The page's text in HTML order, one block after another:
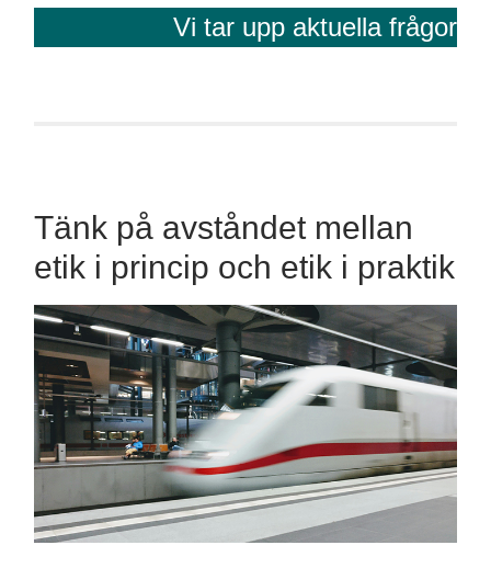
Vi tar upp aktuella frågor
Tänk på avståndet mellan
etik i princip och etik i praktik